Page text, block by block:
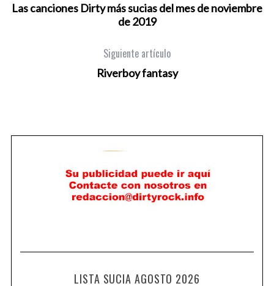
Las canciones Dirty más sucias del mes de noviembre
de 2019
Siguiente artículo
Riverboy fantasy
LISTA SUCIA AGOSTO 2026